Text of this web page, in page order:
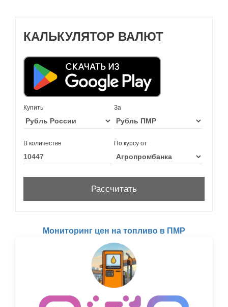
КАЛЬКУЛЯТОР ВАЛЮТ
Купить За
В количестве По курсу от
Мониторинг цен на топливо в ПМР